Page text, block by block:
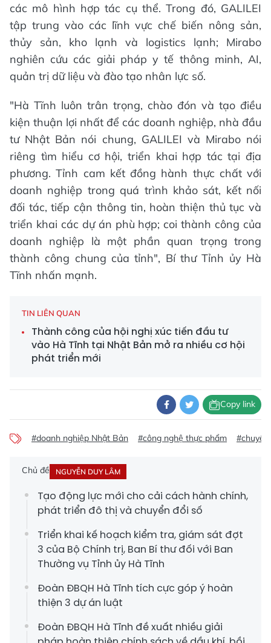
các mô hình hợp tác cụ thể. Trong đó, GALILEI
tập trung vào các lĩnh vực chế biến nông sản,
thủy sản, kho lạnh và logistics lạnh; Mirabo
nghiên cứu các giải pháp y tế thông minh, AI,
quản trị dữ liệu và đào tạo nhân lực số.
"Hà Tĩnh luôn trân trọng, chào đón và tạo điều
kiện thuận lợi nhất để các doanh nghiệp, nhà đầu
tư Nhật Bản nói chung, GALILEI và Mirabo nói
riêng tìm hiểu cơ hội, triển khai hợp tác tại địa
phương. Tỉnh cam kết đồng hành thực chất với
doanh nghiệp trong quá trình khảo sát, kết nối
đối tác, tiếp cận thông tin, hoàn thiện thủ tục và
triển khai các dự án phù hợp; coi thành công của
doanh nghiệp là một phần quan trọng trong
thành công chung của tỉnh", Bí thư Tỉnh ủy Hà
Tĩnh nhấn mạnh.
TIN LIÊN QUAN
Thành công của hội nghị xúc tiến đầu tư
vào Hà Tĩnh tại Nhật Bản mở ra nhiều cơ hội
phát triển mới
Copy link
#doanh nghiệp Nhật Bản #công nghệ thực phẩm
Chủ đề NGUYỄN DUY LÂM
Tạo động lực mới cho cải cách hành chính,
phát triển đô thị và chuyển đổi số
Triển khai kế hoạch kiểm tra, giám sát đợt
3 của Bộ Chính trị, Ban Bí thư đối với Ban
Thường vụ Tỉnh ủy Hà Tĩnh
Đoàn ĐBQH Hà Tĩnh tích cực góp ý hoàn
thiện 3 dự án luật
Đoàn ĐBQH Hà Tĩnh đề xuất nhiều giải